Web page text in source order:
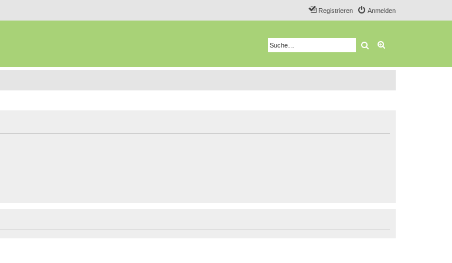
Anmelden
Registrieren
Suche